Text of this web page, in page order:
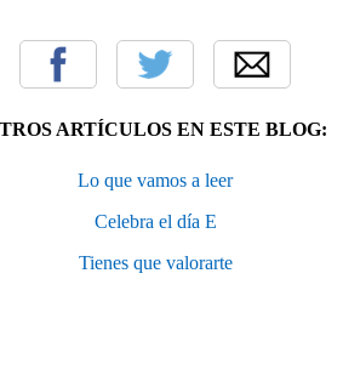
ARTÍCULOS EN ESTE BLOG:
Lo que vamos a leer
Celebra el día E
Tienes que valorarte